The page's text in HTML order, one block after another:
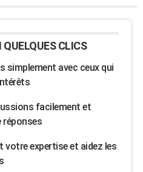
CLICS
simplement avec ceux qui
facilement et
réponses
votre expertise et aidez les